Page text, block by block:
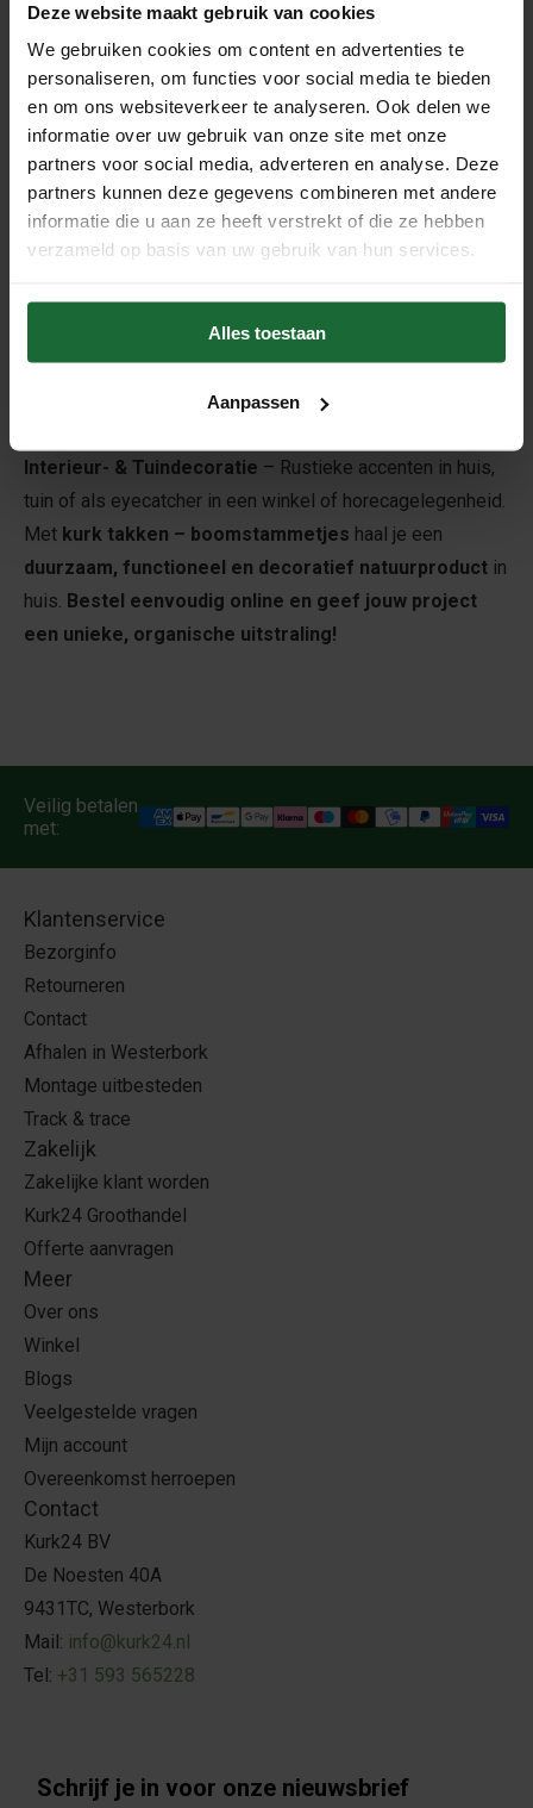
Deze website maakt gebruik van cookies
We gebruiken cookies om content en advertenties te
personaliseren, om functies voor social media te bieden
en om ons websiteverkeer te analyseren. Ook delen we
informatie over uw gebruik van onze site met onze
partners voor social media, adverteren en analyse. Deze
partners kunnen deze gegevens combineren met andere
informatie die u aan ze heeft verstrekt of die ze hebben
verzameld op basis van uw gebruik van hun services.
Alles toestaan
Aanpassen
✔Lichtgewicht & Eenvoudig te Plaatsen
belasting op oppervlakken.
✔Vochtbestendig & Schimmelwerend– Ideaal voor
zowel droge als vochtige omgevingen.
✔Unieke Organische Vormgeving– Geen enkele
kurktak is hetzelfde, wat zorgt voor een unieke uitstraling.
Waarvoor Kun je Kurk Takken Gebruiken?
Terrarium & Paludarium
– Schuil- en klimmogelijkheid
voor reptielen en insecten.
Volière & Knaagdierverblijf– Natuurlijk zit- en
speelmateriaal voor vogels en knaagdieren.
Knutsel- & DIY-projecten– Perfect voor bloemstukken,
Interieur- & Tuindecoratie – Rustieke accenten in huis,
tuin of als eyecatcher in een winkel of horecagelegenheid.
Met kurk takken – boomstammetjes haal je een
duurzaam, functioneel en decoratief natuurproduct in
huis. Bestel eenvoudig online en geef jouw project
een unieke, organische uitstraling!
Veilig betalen
met:
Klantenservice
Bezorginfo
Retourneren
Contact
Afhalen in Westerbork
Montage uitbesteden
Track & trace
Zakelijk
Zakelijke klant worden
Kurk24 Groothandel
Offerte aanvragen
Meer
Over ons
Winkel
Blogs
Veelgestelde vragen
Mijn account
Overeenkomst herroepen
Contact
Kurk24 BV
De Noesten 40A
9431TC, Westerbork
Mail: info@kurk24.nl
Tel: +31 593 565228
Schrijf je in voor onze nieuwsbrief